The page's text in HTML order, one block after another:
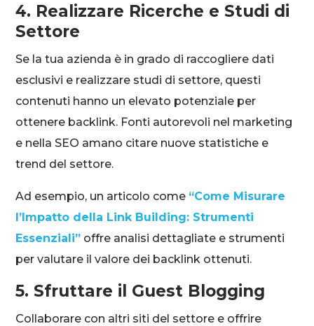
4. Realizzare Ricerche e Studi di
Settore
Se la tua azienda è in grado di raccogliere dati
esclusivi e realizzare studi di settore, questi
contenuti hanno un elevato potenziale per
ottenere backlink. Fonti autorevoli nel marketing
e nella SEO amano citare nuove statistiche e
trend del settore.
Ad esempio, un articolo come “Come Misurare
l’Impatto della Link Building: Strumenti
Essenziali” offre analisi dettagliate e strumenti
per valutare il valore dei backlink ottenuti.
5. Sfruttare il Guest Blogging
Collaborare con altri siti del settore e offrire